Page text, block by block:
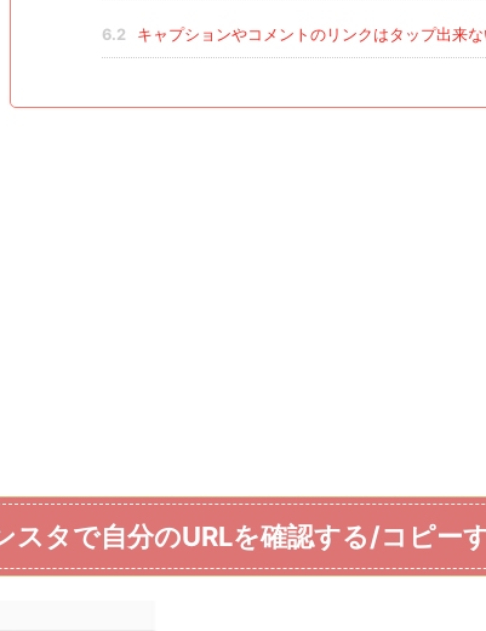
6.2 キャプションやコメントのリンクはタップ出来
スタで自分のURLを確認する/コピー